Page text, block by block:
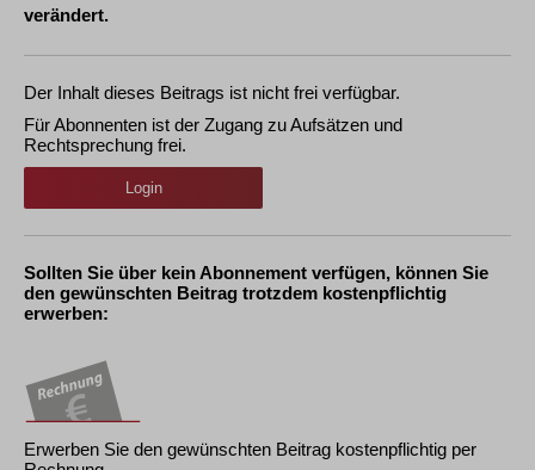
verändert.
Der Inhalt dieses Beitrags ist nicht frei verfügbar.
Für Abonnenten ist der Zugang zu Aufsätzen und
Rechtsprechung frei.
Login
Sollten Sie über kein Abonnement verfügen, können Sie
den gewünschten Beitrag trotzdem kostenpflichtig
erwerben:
Erwerben Sie den gewünschten Beitrag kostenpflichtig per